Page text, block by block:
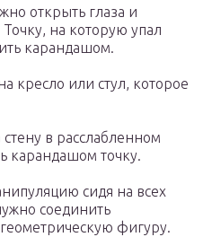
открыть глаза и
Точку, на которую упал
карандашом.
кресло или стул, которое
в расслабленном
карандашом точку.
сидя на всех
соединить
фигуру.